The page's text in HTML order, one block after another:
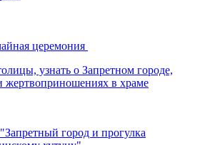
церемония
узнать о Запретном городе,
жертвоприношениях в храме